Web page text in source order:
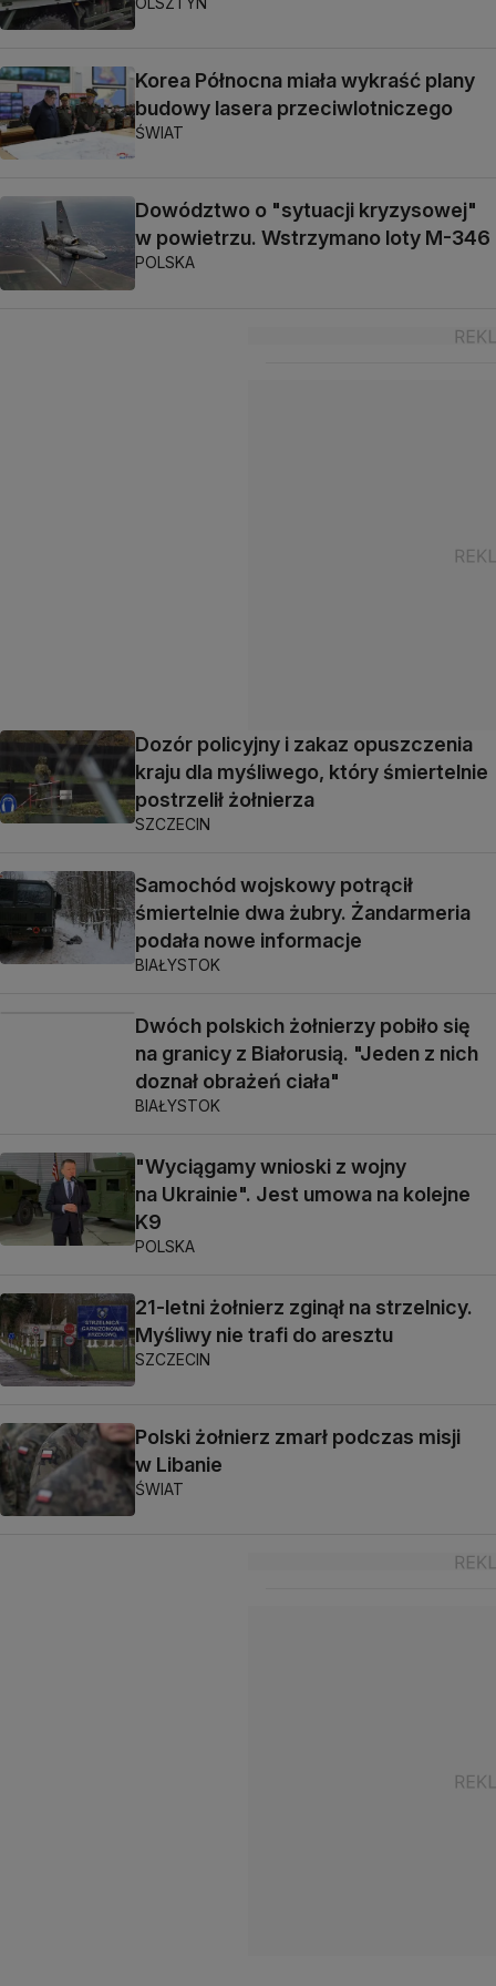
Korea Północna miała wykraść plany
budowy lasera przeciwlotniczego
ŚWIAT
Dowództwo o "sytuacji kryzysowej"
w powietrzu. Wstrzymano loty M-346
POLSKA
Dozór policyjny i zakaz opuszczenia
kraju dla myśliwego, który śmiertelnie
postrzelił żołnierza
SZCZECIN
Samochód wojskowy potrącił
śmiertelnie dwa żubry. Żandarmeria
podała nowe informacje
BIAŁYSTOK
Dwóch polskich żołnierzy pobiło się
na granicy z Białorusią. "Jeden z nich
doznał obrażeń ciała"
BIAŁYSTOK
"Wyciągamy wnioski z wojny
na Ukrainie". Jest umowa na kolejne
K9
POLSKA
21-letni żołnierz zginął na strzelnicy.
Myśliwy nie trafi do aresztu
SZCZECIN
Polski żołnierz zmarł podczas misji
w Libanie
ŚWIAT